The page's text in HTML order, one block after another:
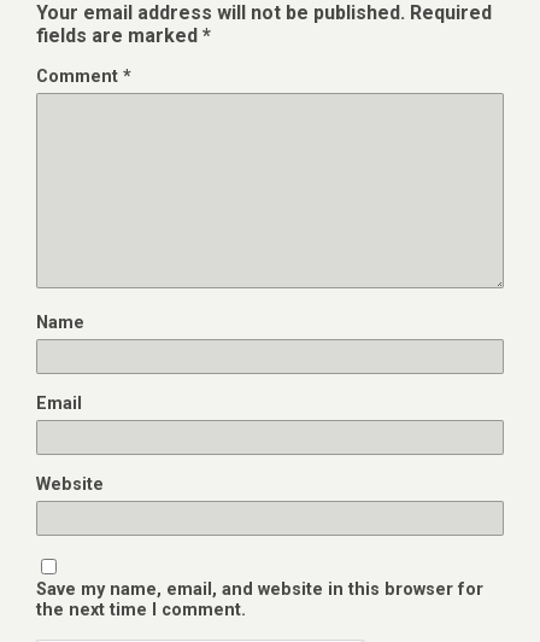
Your email address will not be published. Required
fields are marked *
Comment *
Name
Email
Website
Save my name, email, and website in this browser for
the next time I comment.